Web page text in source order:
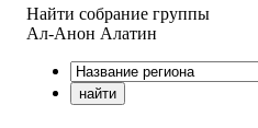
Найти собрание группы
Ал-Анон Алатин